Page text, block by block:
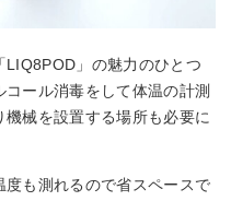
」の魅力のひとつ
ール消毒をして体温の計測
械を設置する場所も必要に
も測れるので省スペースで